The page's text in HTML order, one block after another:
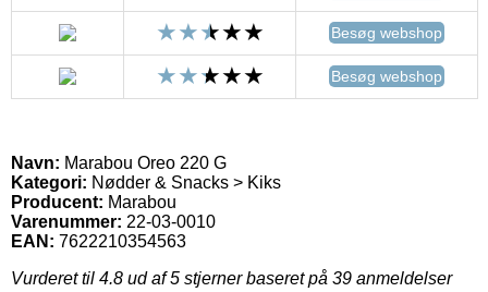
Besøg webshop
Besøg webshop
Navn: Marabou Oreo 220 G
Kategori: Nødder & Snacks > Kiks
Producent: Marabou
Varenummer: 22-03-0010
EAN: 7622210354563
Vurderet til 4.8 ud af 5 stjerner baseret på 39 anmeldelser